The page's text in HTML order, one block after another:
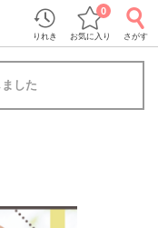
りれき お気に入り
0
さがす
した